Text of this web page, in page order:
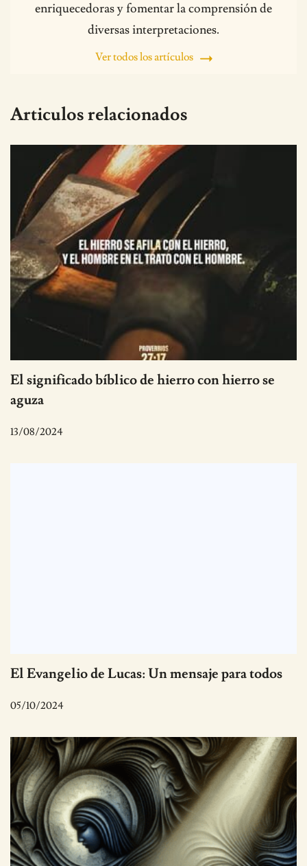
enriquecedoras y fomentar la comprensión de
diversas interpretaciones.
Ver todos los artículos
Articulos relacionados
El significado bíblico de hierro con hierro se
aguza
13/08/2024
El Evangelio de Lucas: Un mensaje para todos
05/10/2024